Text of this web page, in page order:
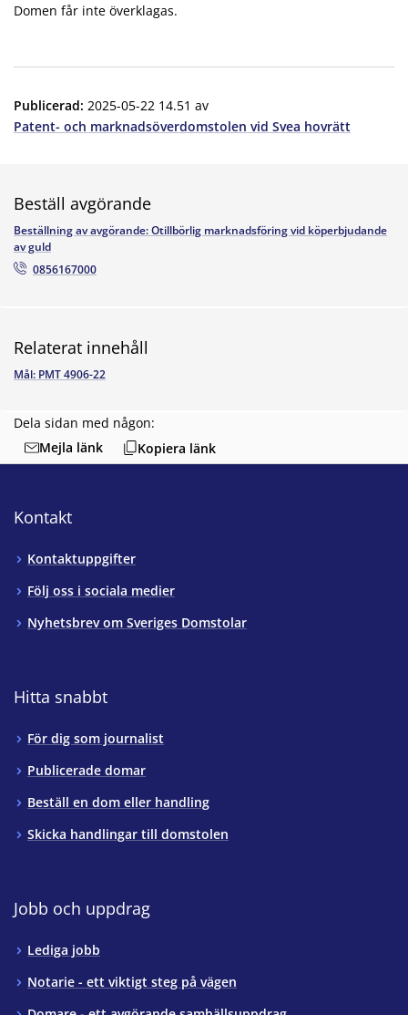
Domen får inte överklagas.
Publicerad: 2025-05-22 14.51 av
Patent- och marknadsöverdomstolen vid Svea hovrätt
Dela sidan med någon:
Mejla länk
Kopiera länk
Beställ avgörande
Beställning av avgörande: Otillbörlig marknadsföring vid köperbjudande
av guld
0856167000
Relaterat innehåll
Mål: PMT 4906-22
Kontakt
Kontaktuppgifter
Följ oss i sociala medier
Nyhetsbrev om Sveriges Domstolar
Hitta snabbt
För dig som journalist
Publicerade domar
Beställ en dom eller handling
Skicka handlingar till domstolen
Jobb och uppdrag
Lediga jobb
Notarie - ett viktigt steg på vägen